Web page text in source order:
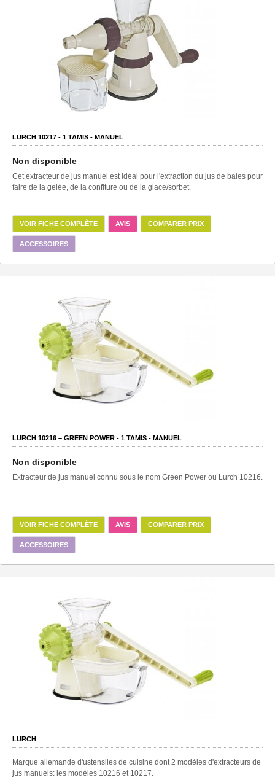
LURCH 10217 - 1 TAMIS - MANUEL
Non disponible
Cet extracteur de jus manuel est idéal pour l'extraction du jus de baies pour
faire de la gelée, de la confiture ou de la glace/sorbet.
VOIR FICHE COMPLÈTE AVIS COMPARER PRIX
ACCESSOIRES
LURCH 10216 – GREEN POWER - 1 TAMIS - MANUEL
Non disponible
Extracteur de jus manuel connu sous le nom Green Power ou Lurch 10216.
VOIR FICHE COMPLÈTE AVIS COMPARER PRIX
ACCESSOIRES
LURCH
Marque allemande d'ustensiles de cuisine dont 2 modèles d'extracteurs de
jus manuels: les modèles 10216 et 10217.